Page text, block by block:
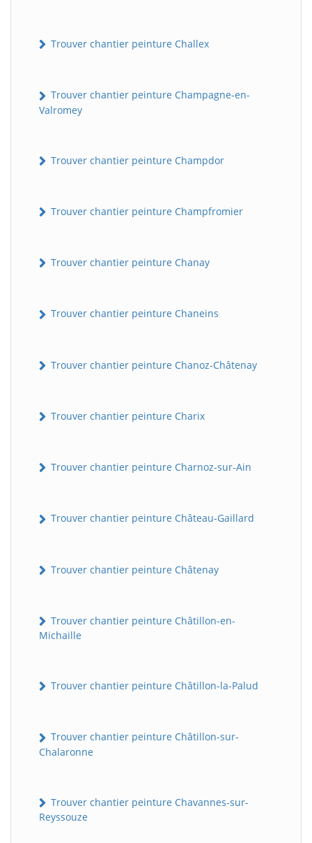
Trouver chantier peinture Challex
Trouver chantier peinture Champagne-en-
Valromey
Trouver chantier peinture Champdor
Trouver chantier peinture Champfromier
Trouver chantier peinture Chanay
Trouver chantier peinture Chaneins
Trouver chantier peinture Chanoz-Châtenay
Trouver chantier peinture Charix
Trouver chantier peinture Charnoz-sur-Ain
Trouver chantier peinture Château-Gaillard
Trouver chantier peinture Châtenay
Trouver chantier peinture Châtillon-en-
Michaille
Trouver chantier peinture Châtillon-la-Palud
Trouver chantier peinture Châtillon-sur-
Chalaronne
Trouver chantier peinture Chavannes-sur-
Reyssouze